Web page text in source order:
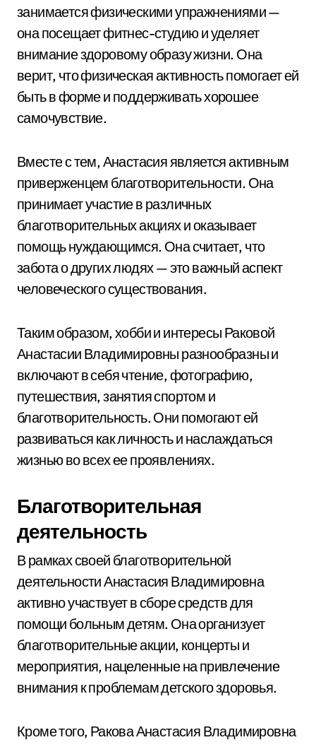
занимается физическими упражнениями —
она посещает фитнес-студию и уделяет
внимание здоровому образу жизни. Она
верит, что физическая активность помогает ей
быть в форме и поддерживать хорошее
самочувствие.
Вместе с тем, Анастасия является активным
приверженцем благотворительности. Она
принимает участие в различных
благотворительных акциях и оказывает
помощь нуждающимся. Она считает, что
забота о других людях — это важный аспект
человеческого существования.
Таким образом, хобби и интересы Раковой
Анастасии Владимировны разнообразны и
включают в себя чтение, фотографию,
путешествия, занятия спортом и
благотворительность. Они помогают ей
развиваться как личность и наслаждаться
жизнью во всех ее проявлениях.
Благотворительная
деятельность
В рамках своей благотворительной
деятельности Анастасия Владимировна
активно участвует в сборе средств для
помощи больным детям. Она организует
благотворительные акции, концерты и
мероприятия, нацеленные на привлечение
внимания к проблемам детского здоровья.
Кроме того, Ракова Анастасия Владимировна